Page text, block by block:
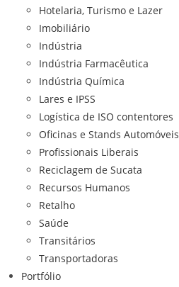
Hotelaria, Turismo e Lazer
Imobiliário
Indústria
Indústria Farmacêutica
Indústria Química
Lares e IPSS
Logística de ISO contentores
Oficinas e Stands Automóveis
Profissionais Liberais
Reciclagem de Sucata
Recursos Humanos
Retalho
Saúde
Transitários
Transportadoras
Portfólio